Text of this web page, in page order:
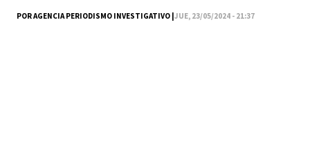
POR AGENCIA PERIODISMO INVESTIGATIVO |JUE, 23/05/2024 - 21:37